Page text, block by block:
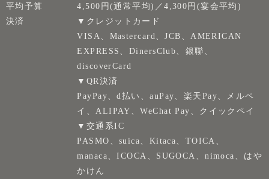
平均予算
4,500円(通常平均)／4,300円(宴会平均)
決済
▼クレジットカード
VISA、Mastercard、JCB、AMERICAN
EXPRESS、DinersClub、銀聯、
discoverCard
▼QR決済
PayPay、d払い、auPay、楽天Pay、メルペ
イ、ALIPAY、WeChat Pay、クイックペイ
▼交通系IC
PASMO、suica、Kitaca、TOICA、
manaca、ICOCA、SUGOCA、nimoca、はや
かけん